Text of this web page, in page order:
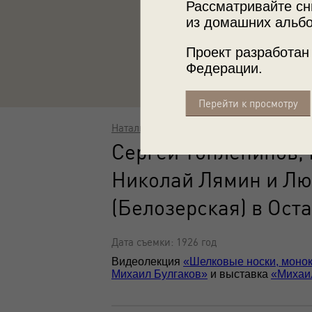
Рассматривайте
из домашних
Проект
Федерации.
Перейти к просмотру
Наталия Ушакова
Сергей
Николай Лямин и
(Белозерская) в
Дата съемки: 1926 год
Видеолекция «Шелковые носки,
Михаил Булгаков» и выставка